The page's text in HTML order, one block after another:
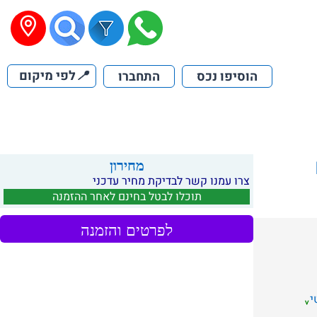
הוסיפו נכס התחברו 📍לפי מיקום
מחירון
צרו עמנו קשר לבדיקת מחיר עדכני
תוכלו לבטל בחינם לאחר ההזמנה
לפרטים והזמנה